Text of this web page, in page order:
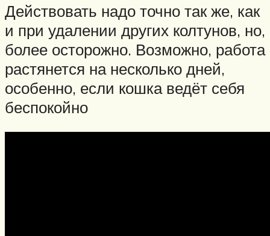
Действовать надо точно так же, как
и при удалении других колтунов, но,
более осторожно. Возможно, работа
растянется на несколько дней,
особенно, если кошка ведёт себя
беспокойно